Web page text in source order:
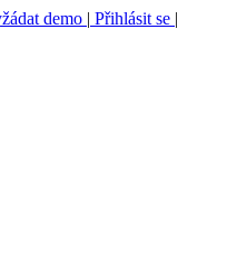
demo | Přihlásit se |